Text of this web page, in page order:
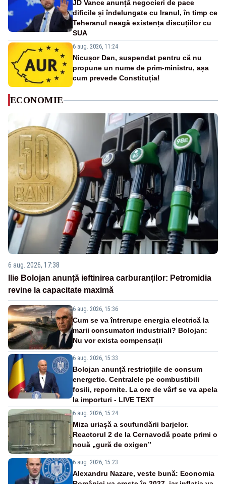
JD Vance anunță negocieri de pace
dificile și îndelungate cu Iranul, în timp ce
Teheranul neagă existența discuțiilor cu
SUA
6 aug. 2026, 11:24
Nicușor Dan, suspendat pentru că nu
propune un nume de prim-ministru, așa
cum prevede Constituția!
ECONOMIE
6 aug. 2026, 17:38
Ilie Bolojan anunță ieftinirea carburanților: Petromidia
revine la capacitate maximă
6 aug. 2026, 15:36
Cum se va întrerupe energia electrică la
marii consumatori industriali? Bolojan:
Nu vor exista compensații
6 aug. 2026, 15:33
Bolojan anunță restricțiile de consum
energetic. Centralele pe combustibili
fosili, repornite. La ore de vârf se va apela
la importuri - LIVE TEXT
6 aug. 2026, 15:24
Miza uriașă a scufundării barjelor.
Reactorul 2 de la Cernavodă poate primi o
nouă „gură de oxigen”
6 aug. 2026, 15:23
Alexandru Nazare, veste bună: Economia